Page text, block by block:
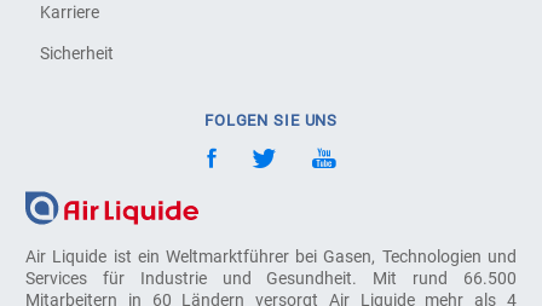
Air Liquide ist ein Weltmarktführer bei Gasen, Technologien und
Services für Industrie und Gesundheit. Mit rund 66.500
Mitarbeitern in 60 Ländern versorgt Air Liquide mehr als 4
Karriere
Sicherheit
FOLGEN SIE UNS